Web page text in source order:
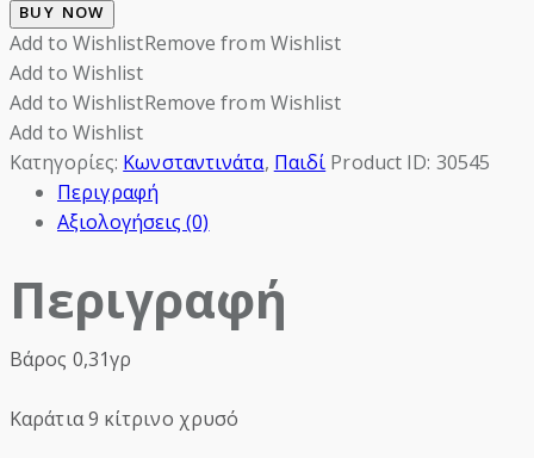
BUY NOW
Add to WishlistRemove from Wishlist
Add to Wishlist
Add to WishlistRemove from Wishlist
Add to Wishlist
Κατηγορίες: Κωνσταντινάτα, Παιδί Product ID: 30545
Περιγραφή
Αξιολογήσεις (0)
Περιγραφή
Βάρος 0,31γρ
Καράτια 9 κίτρινο χρυσό